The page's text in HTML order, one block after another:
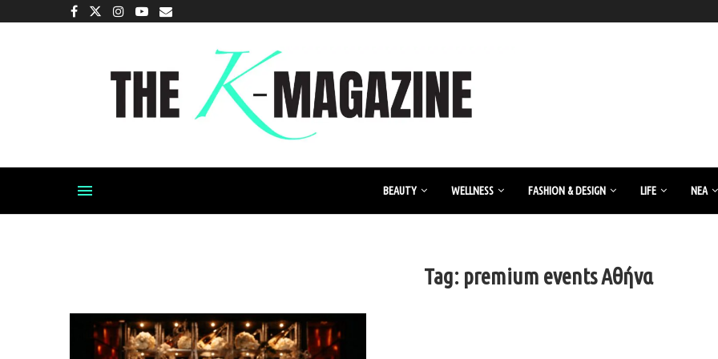
BEAUTY WELLNESS FASHION & DESIGN LIFE ΝΈΑ
Tag: premium events Αθήνα